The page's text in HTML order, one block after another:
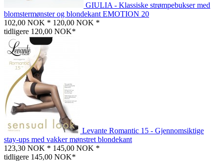
GIULIA - Klassiske strømpebukser med
blomstermønster og blondekant EMOTION 20
102,00 NOK * 120,00 NOK *
tidligere 120,00 NOK*
Levante Romantic 15 - Gjennomsiktige
stay-ups med vakker mønstret blondekant
123,30 NOK * 145,00 NOK *
tidligere 145,00 NOK*